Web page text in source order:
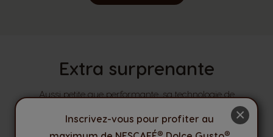
Extra surprenante
Aussi petite que performante, sa technologie de
×
Inscrivez-vous pour profiter au
® ®